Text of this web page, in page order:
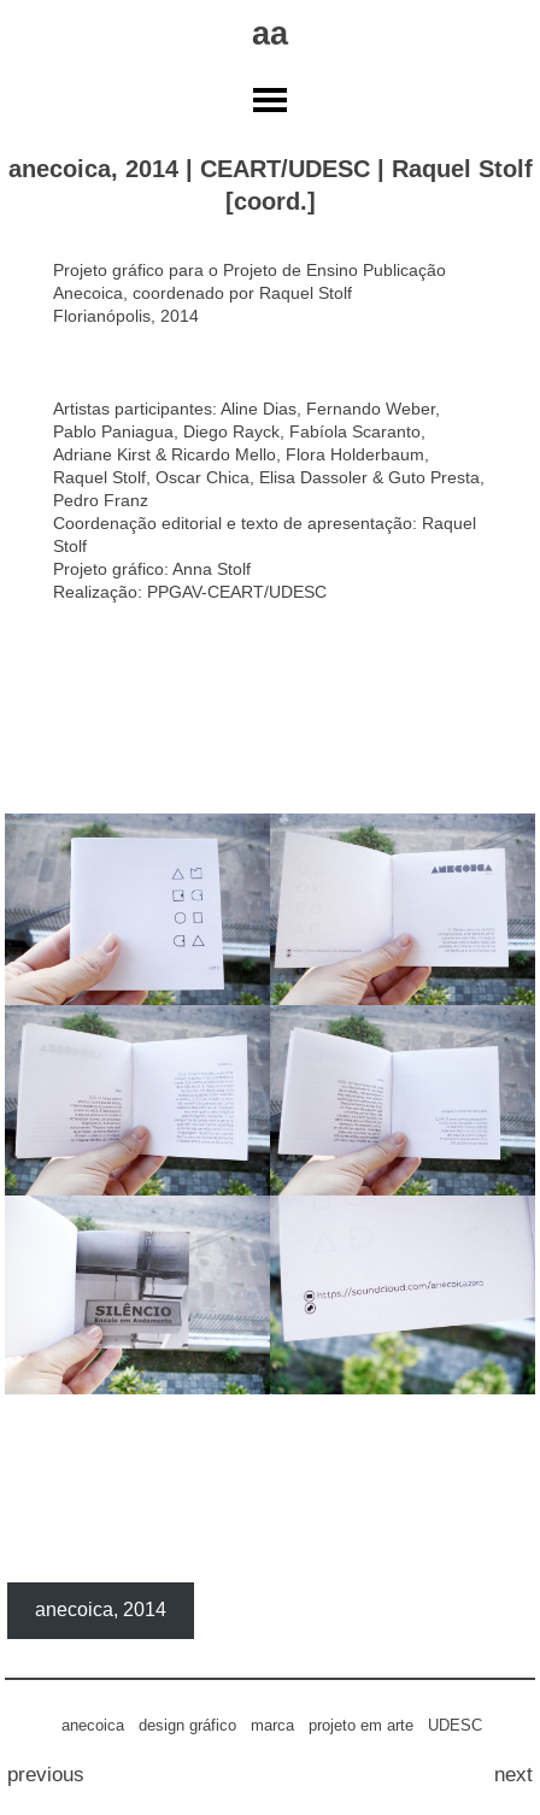
aa
anecoica, 2014 | CEART/UDESC | Raquel Stolf
[coord.]
Projeto gráfico para o Projeto de Ensino Publicação
Anecoica, coordenado por Raquel Stolf
Florianópolis, 2014
Artistas participantes: Aline Dias, Fernando Weber,
Pablo Paniagua, Diego Rayck, Fabíola Scaranto,
Adriane Kirst & Ricardo Mello, Flora Holderbaum,
Raquel Stolf, Oscar Chica, Elisa Dassoler & Guto Presta,
Pedro Franz
Coordenação editorial e texto de apresentação: Raquel
Stolf
Projeto gráfico: Anna Stolf
Realização: PPGAV-CEART/UDESC
anecoica, 2014
anecoica design gráfico marca projeto em arte UDESC
previous next